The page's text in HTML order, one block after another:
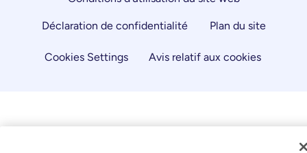
Déclaration de confidentialité Plan du site
Cookies Settings Avis relatif aux cookies